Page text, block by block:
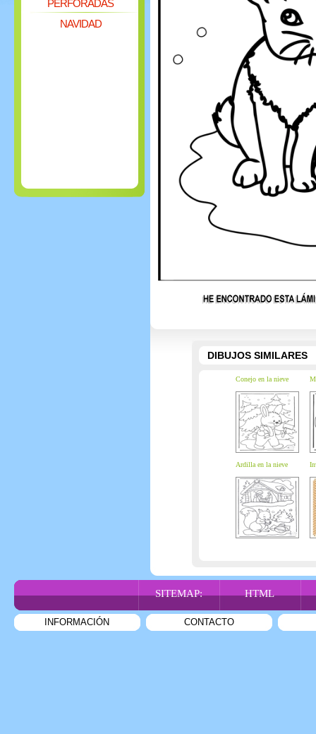
PERFORADAS
NAVIDAD
DIBUJOS SIMILARES
Conejo en la nieve
Ardilla en la nieve
SITEMAP: HTML
INFORMACIÓN CONTACTO